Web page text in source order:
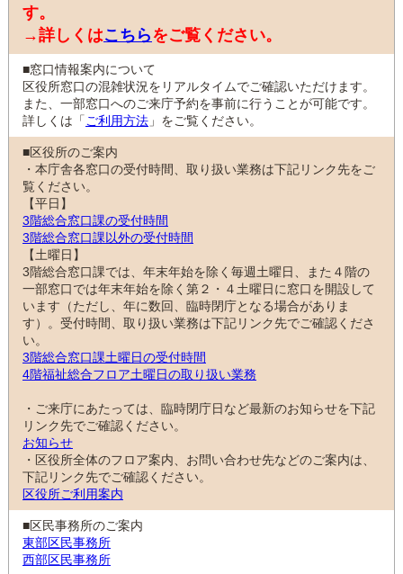
す。
→詳しくはこちらをご覧ください。
■窓口情報案内について
区役所窓口の混雑状況をリアルタイムでご確認いただけます。
また、一部窓口へのご来庁予約を事前に行うことが可能です。
詳しくは「 ご利用方法 」をご覧ください。
■区役所のご案内
・本庁舎各窓口の受付時間、取り扱い業務は下記リンク先をご
覧ください。
【平日】
3階総合窓口課の受付時間
3階総合窓口課以外の受付時間
【土曜日】
3階総合窓口課では、年末年始を除く毎週土曜日、また４階の
一部窓口では年末年始を除く第２・４土曜日に窓口を開設して
います（ただし、年に数回、臨時閉庁となる場合がありま
す）。受付時間、取り扱い業務は下記リンク先でご確認くださ
い。
3階総合窓口課土曜日の受付時間
4階福祉総合フロア土曜日の取り扱い業務
・ご来庁にあたっては、臨時閉庁日など最新のお知らせを下記
リンク先でご確認ください。
お知らせ
・区役所全体のフロア案内、お問い合わせ先などのご案内は、
下記リンク先でご確認ください。
区役所ご利用案内
■区民事務所のご案内
東部区民事務所
西部区民事務所